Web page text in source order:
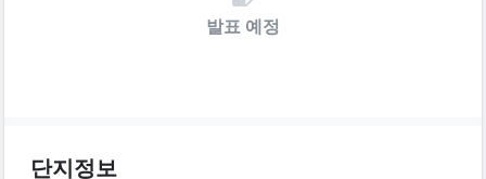
발표 예정
단지정보